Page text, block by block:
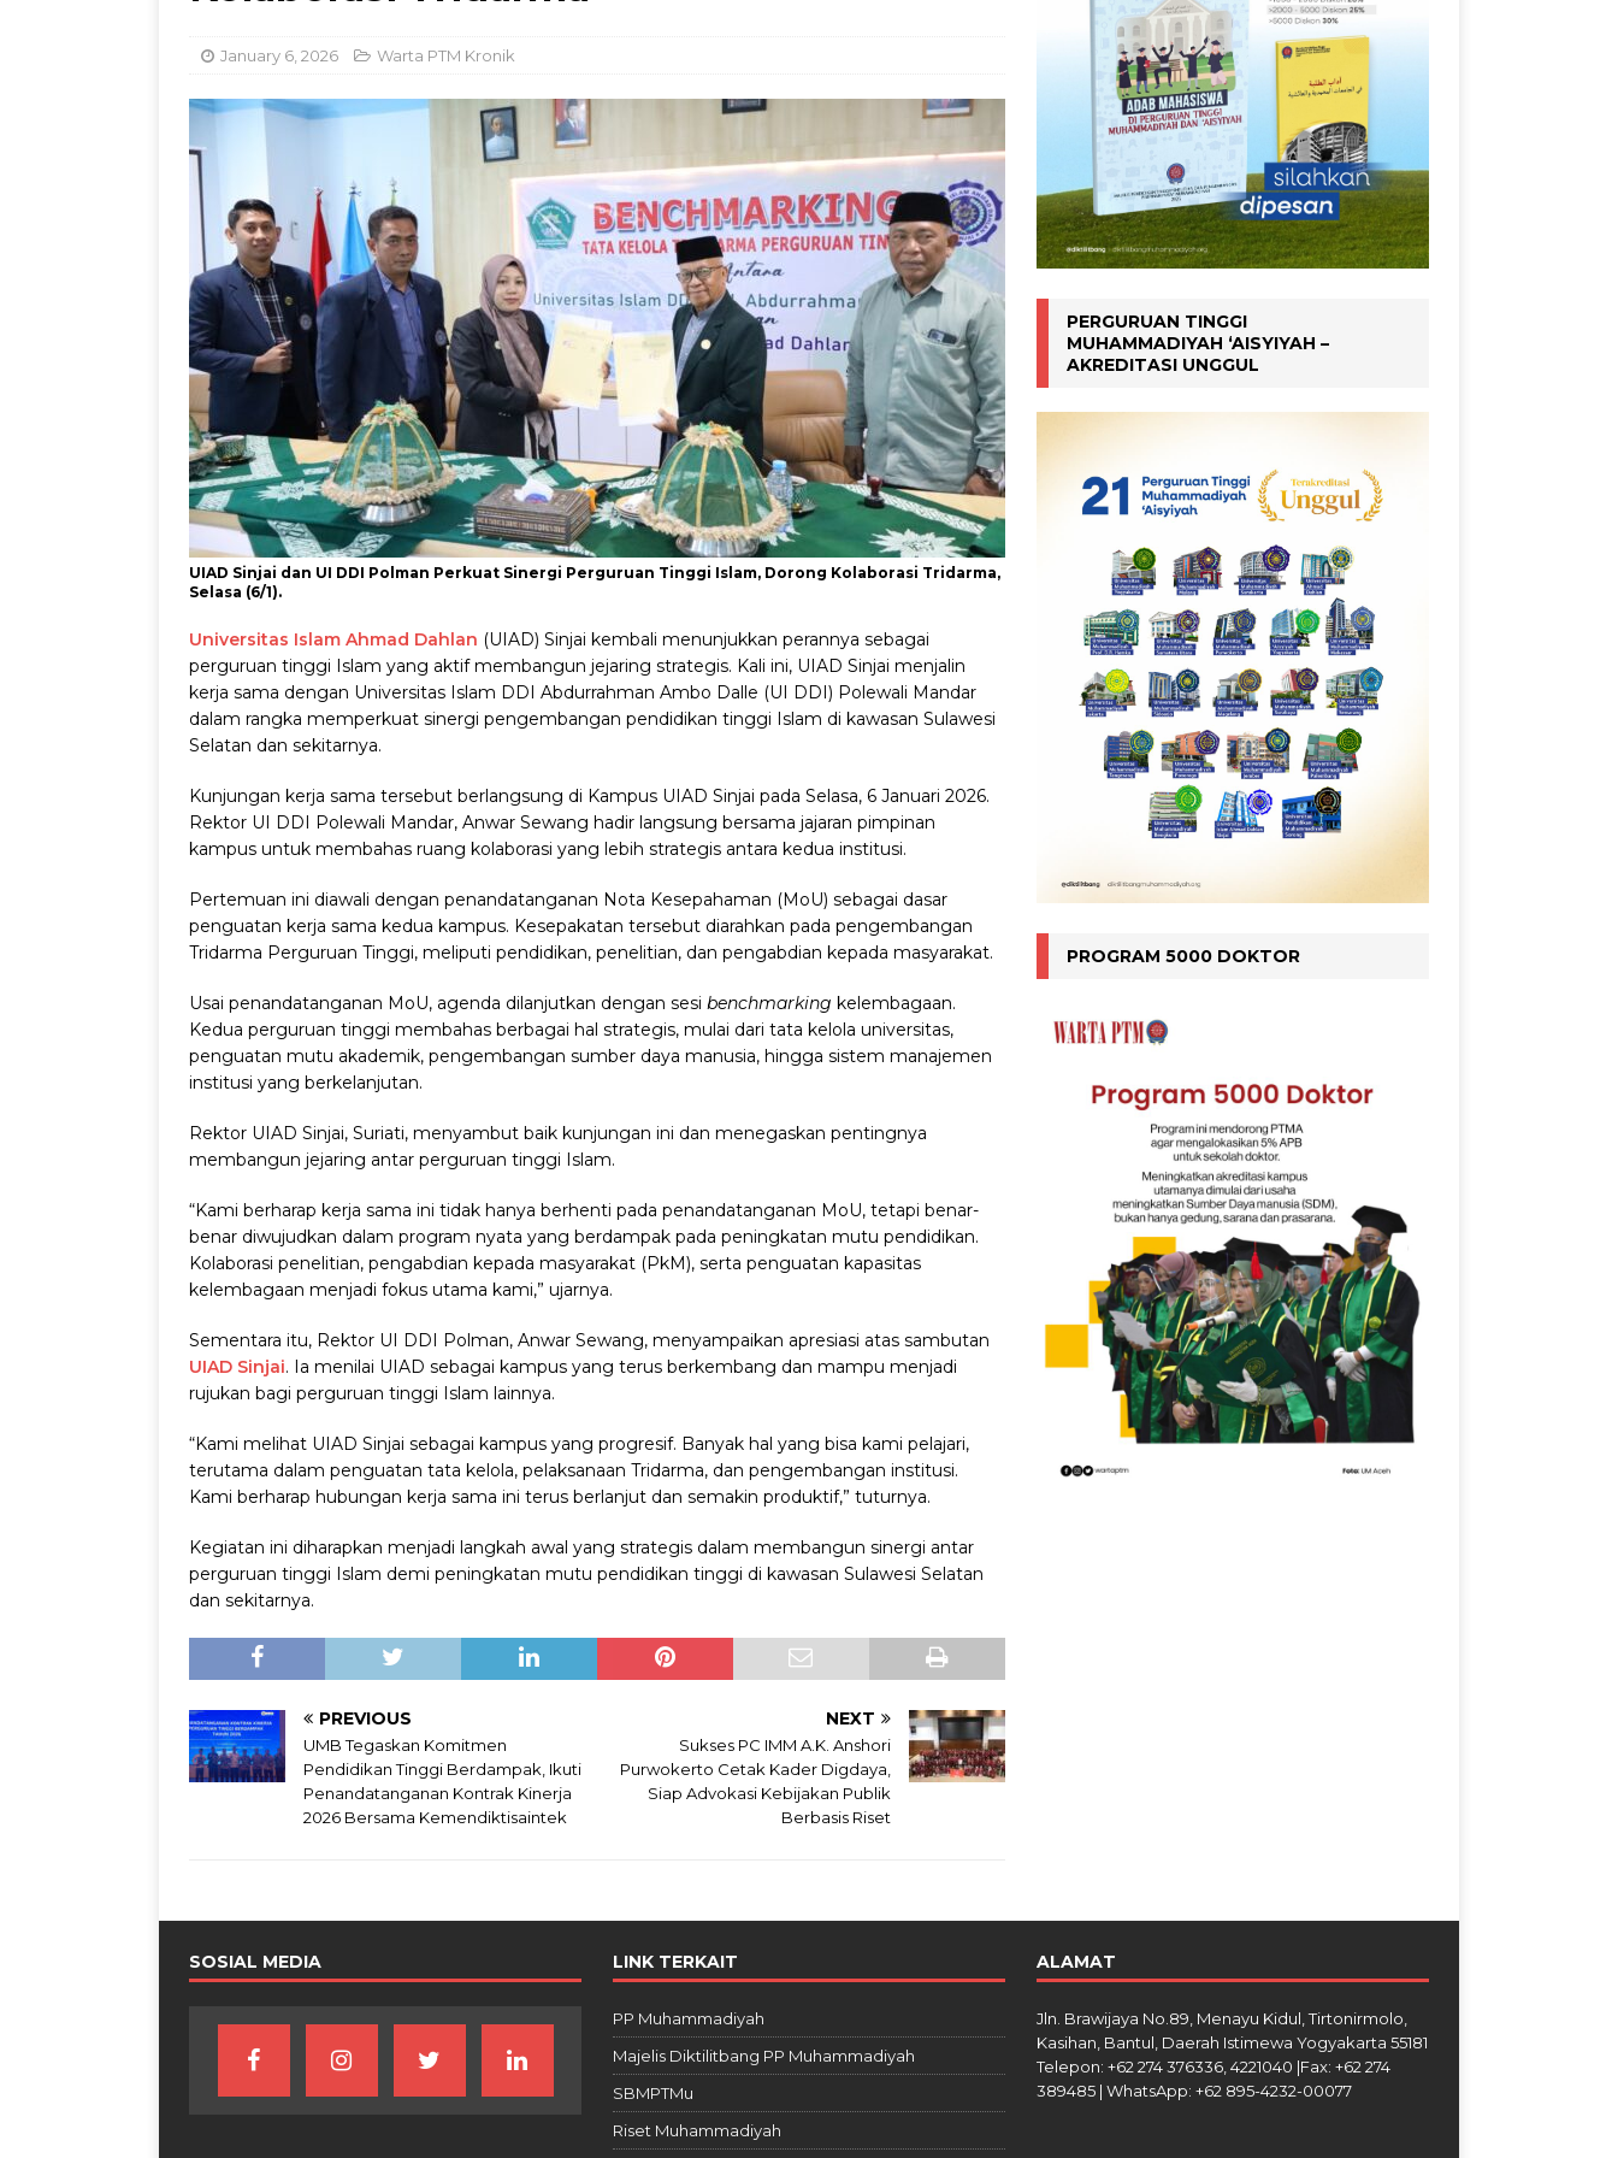
January 6, 2026 Warta PTM Kronik
UIAD Sinjai dan UI DDI Polman Perkuat Sinergi Perguruan Tinggi Islam, Dorong Kolaborasi Tridarma,
Selasa (6/1).
Universitas Islam Ahmad Dahlan (UIAD) Sinjai kembali menunjukkan perannya sebagai
perguruan tinggi Islam yang aktif membangun jejaring strategis. Kali ini, UIAD Sinjai menjalin
kerja sama dengan Universitas Islam DDI Abdurrahman Ambo Dalle (UI DDI) Polewali Mandar
dalam rangka memperkuat sinergi pengembangan pendidikan tinggi Islam di kawasan Sulawesi
Selatan dan sekitarnya.
Kunjungan kerja sama tersebut berlangsung di Kampus UIAD Sinjai pada Selasa, 6 Januari 2026.
Rektor UI DDI Polewali Mandar, Anwar Sewang hadir langsung bersama jajaran pimpinan
kampus untuk membahas ruang kolaborasi yang lebih strategis antara kedua institusi.
Pertemuan ini diawali dengan penandatanganan Nota Kesepahaman (MoU) sebagai dasar
penguatan kerja sama kedua kampus. Kesepakatan tersebut diarahkan pada pengembangan
Tridarma Perguruan Tinggi, meliputi pendidikan, penelitian, dan pengabdian kepada masyarakat.
Usai penandatanganan MoU, agenda dilanjutkan dengan sesi benchmarking kelembagaan.
Kedua perguruan tinggi membahas berbagai hal strategis, mulai dari tata kelola universitas,
penguatan mutu akademik, pengembangan sumber daya manusia, hingga sistem manajemen
institusi yang berkelanjutan.
Rektor UIAD Sinjai, Suriati, menyambut baik kunjungan ini dan menegaskan pentingnya
membangun jejaring antar perguruan tinggi Islam.
“Kami berharap kerja sama ini tidak hanya berhenti pada penandatanganan MoU, tetapi benar-
benar diwujudkan dalam program nyata yang berdampak pada peningkatan mutu pendidikan.
Kolaborasi penelitian, pengabdian kepada masyarakat (PkM), serta penguatan kapasitas
kelembagaan menjadi fokus utama kami,” ujarnya.
Sementara itu, Rektor UI DDI Polman, Anwar Sewang, menyampaikan apresiasi atas sambutan
UIAD Sinjai. Ia menilai UIAD sebagai kampus yang terus berkembang dan mampu menjadi
rujukan bagi perguruan tinggi Islam lainnya.
“Kami melihat UIAD Sinjai sebagai kampus yang progresif. Banyak hal yang bisa kami pelajari,
terutama dalam penguatan tata kelola, pelaksanaan Tridarma, dan pengembangan institusi.
Kami berharap hubungan kerja sama ini terus berlanjut dan semakin produktif,” tuturnya.
Kegiatan ini diharapkan menjadi langkah awal yang strategis dalam membangun sinergi antar
perguruan tinggi Islam demi peningkatan mutu pendidikan tinggi di kawasan Sulawesi Selatan
dan sekitarnya.
PREVIOUS
UMB Tegaskan Komitmen
Pendidikan Tinggi Berdampak, Ikuti
Penandatanganan Kontrak Kinerja
2026 Bersama Kemendiktisaintek
NEXT
Sukses PC IMM A.K. Anshori
Purwokerto Cetak Kader Digdaya,
Siap Advokasi Kebijakan Publik
Berbasis Riset
PERGURUAN TINGGI
MUHAMMADIYAH ‘AISYIYAH –
AKREDITASI UNGGUL
PROGRAM 5000 DOKTOR
SOSIAL MEDIA LINK TERKAIT
PP Muhammadiyah
Majelis Diktilitbang PP Muhammadiyah
SBMPTMu
Riset Muhammadiyah
ALAMAT
Jln. Brawijaya No.89, Menayu Kidul, Tirtonirmolo,
Kasihan, Bantul, Daerah Istimewa Yogyakarta 55181
Telepon: +62 274 376336, 4221040 |Fax: +62 274
389485 | WhatsApp: +62 895-4232-00077